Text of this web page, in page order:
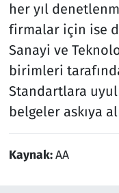
her yıl
firmalar için ise
Sanayi ve
birimleri
Standartlara
belgeler askıya
Kaynak:AA